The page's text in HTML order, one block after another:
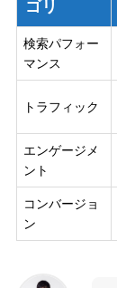
ゴリ
検索パフォー
マンス
トラフィック
エンゲージメ
ント
コンバージョ
ン